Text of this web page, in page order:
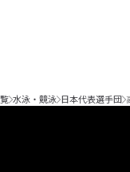
水泳・競泳 日本代表選手団